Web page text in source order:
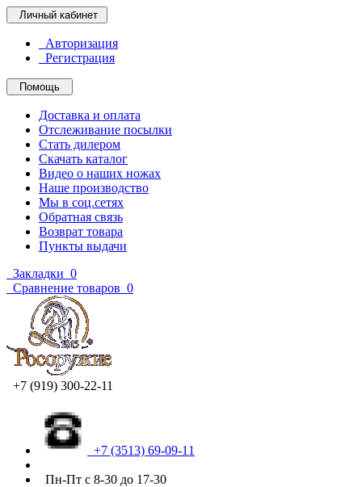
Личный кабинет
Авторизация
Регистрация
Помощь
Доставка и оплата
Отслеживание посылки
Стать дилером
Скачать каталог
Видео о наших ножах
Наше производство
Мы в соц.сетях
Обратная связь
Возврат товара
Пункты выдачи
Закладки 0
Сравнение товаров 0
+7 (919) 300-22-11
+7 (3513) 69-09-11
Пн-Пт с 8-30 до 17-30